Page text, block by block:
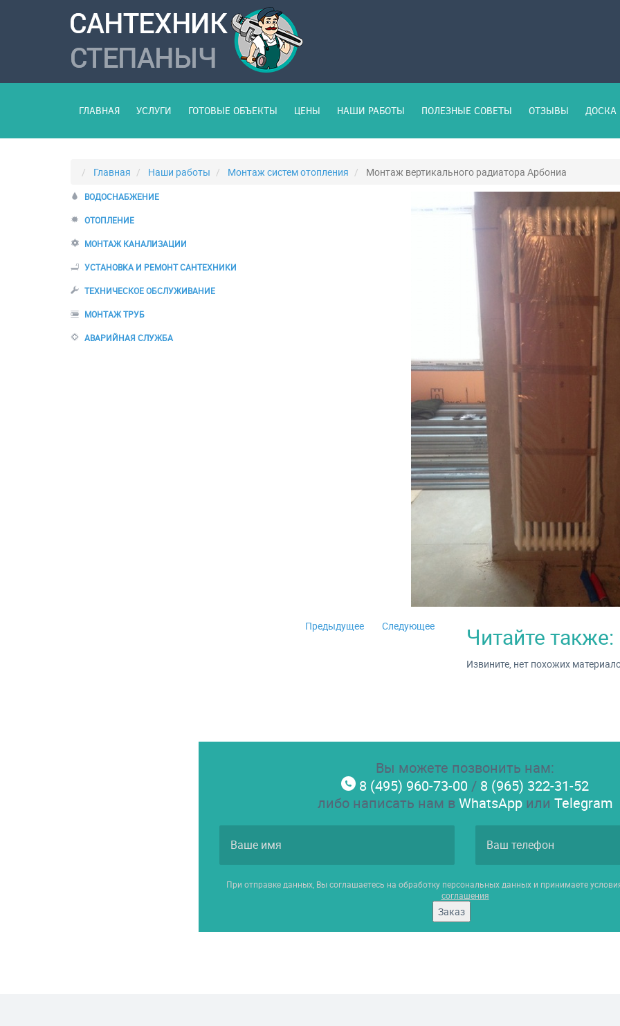
ГЛАВНАЯ УСЛУГИ ГОТОВЫЕ ОБЪЕКТЫ ЦЕНЫ НАШИ РАБОТЫ ПОЛЕЗНЫЕ СОВЕТЫ ОТЗЫВЫ ДОСКА
Главная Наши работы Монтаж систем отопления Монтаж вертикального радиатора Арбониа
ВОДОСНАБЖЕНИЕ
ОТОПЛЕНИЕ
МОНТАЖ КАНАЛИЗАЦИИ
УСТАНОВКА И РЕМОНТ САНТЕХНИКИ
ТЕХНИЧЕСКОЕ ОБСЛУЖИВАНИЕ
МОНТАЖ ТРУБ
АВАРИЙНАЯ СЛУЖБА
Предыдущее Следующее Читайте также:
Извините, нет похожих
Вы можете позвонить нам:
8 (495) 960-73-00 / 8 (965) 322-31-52
либо написать нам вWhatsAppили Telegram
При отправке данных, Вы соглашаетесь на обработку персональных данных и принимаете
соглашения
Заказ